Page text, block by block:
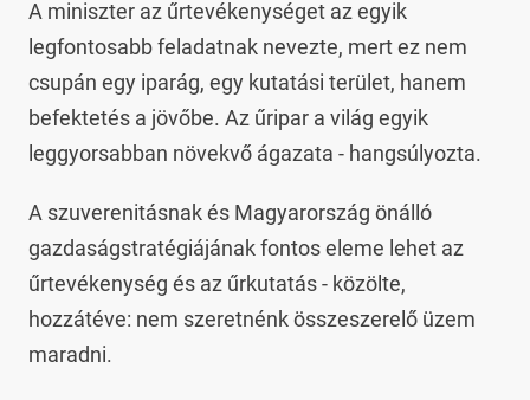
A miniszter az űrtevékenységet az egyik
legfontosabb feladatnak nevezte, mert ez nem
csupán egy iparág, egy kutatási terület, hanem
befektetés a jövőbe. Az űripar a világ egyik
leggyorsabban növekvő ágazata - hangsúlyozta.
A szuverenitásnak és Magyarország önálló
gazdaságstratégiájának fontos eleme lehet az
űrtevékenység és az űrkutatás - közölte,
hozzátéve: nem szeretnénk összeszerelő üzem
maradni.